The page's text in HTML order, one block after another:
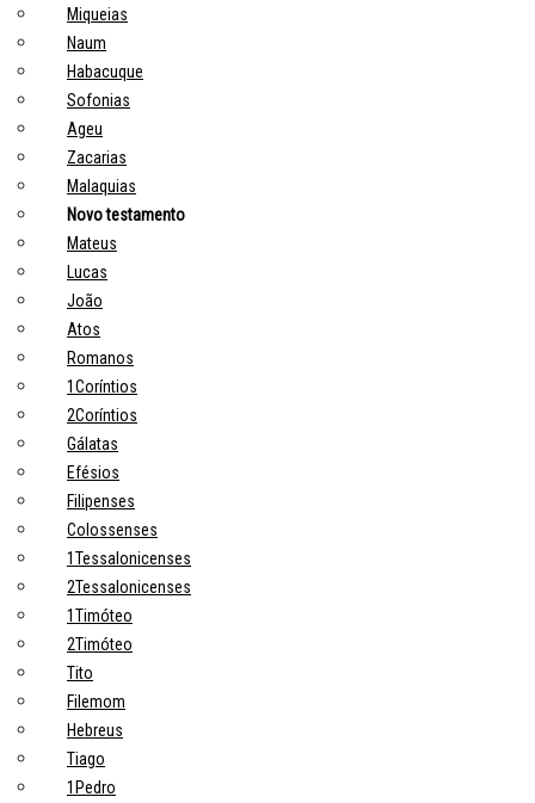
Miqueias
Naum
Habacuque
Sofonias
Ageu
Zacarias
Malaquias
Novo testamento
Mateus
Lucas
João
Atos
Romanos
1Coríntios
2Coríntios
Gálatas
Efésios
Filipenses
Colossenses
1Tessalonicenses
2Tessalonicenses
1Timóteo
2Timóteo
Tito
Filemom
Hebreus
Tiago
1Pedro